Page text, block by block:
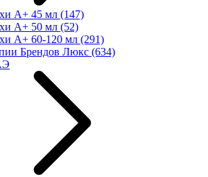
А+ 45 мл (147)
А+ 50 мл (52)
А+ 60-120 мл (291)
Брендов Люкс (634)